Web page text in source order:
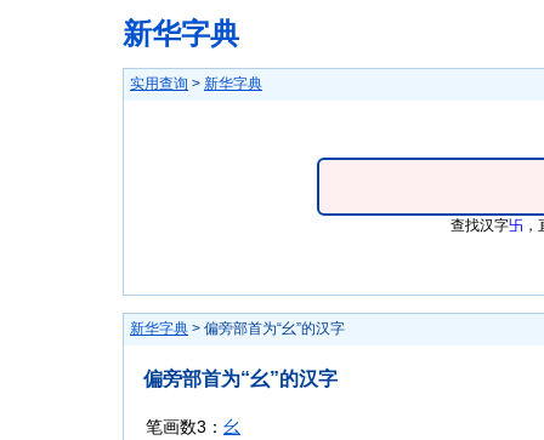
新华字典
实用查询 > 新华字典
查找汉字卐
新华字典 > 偏旁部首为“幺”的汉字
偏旁部首为“幺”的汉字
笔画数3： 幺